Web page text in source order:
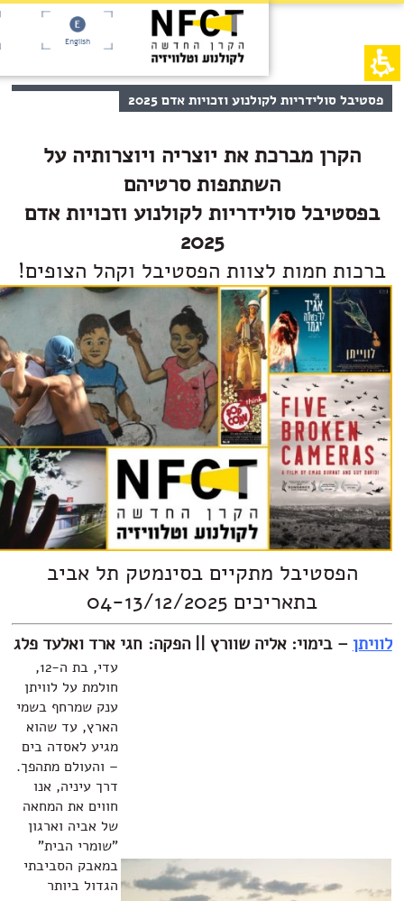
English
לקולנוע וזכויות אדם 2025
מברכת את יוצריה ויוצרותיה על
השתתפות סרטיהם
סולידריות לקולנוע וזכויות אדם
חמות לצוות הפסטיבל וקהל הצופים!
מתקיים בסינמטק תל אביב
בתאריכים 04-13/12/2025
בימוי:אליה שוורץ|| הפקה: חגי ארד ואלעד פלג
עדי, בת ה-12,
חולמת על לוויתן
ענק שמרחף בשמי
הארץ, עד שהוא
מגיע לאסדה בים
– והעולם מתהפך.
דרך עיניה, אנו
חווים את המחאה
של אביה וארגון
"שומרי הבית"
במאבק הסביבתי
הגדול ביותר